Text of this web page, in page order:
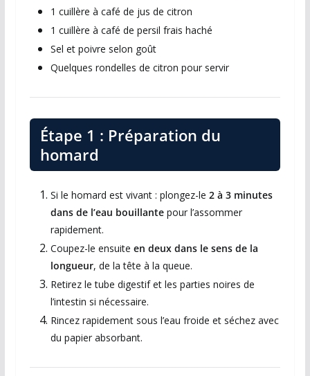
1 cuillère à café de jus de citron
1 cuillère à café de persil frais haché
Sel et poivre selon goût
Quelques rondelles de citron pour servir
Étape 1 : Préparation du
homard
Si le homard est vivant : plongez-le 2 à 3 minutes
dans de l’eau bouillantepour l’assommer
rapidement.
Coupez-le ensuite en deux dans le sens de la
longueur, de la tête à la queue.
Retirez le tube digestif et les parties noires de
l’intestin si nécessaire.
Rincez rapidement sous l’eau froide et séchez avec
du papier absorbant.